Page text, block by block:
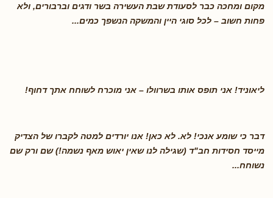
מקום ומחכה כבר לסעודת שבת העשירה בשר ודגים וברבורים, ולא
פחות חשוב – לכל סוגי היין והמשקה הנשפך כמים...
ליאוניד! אני תופס אותו בשרוולו – אני מוכרח לשוחח אתך דחוף!
דבר כי שומע אנכי! לא. לא כאן! אנו יורדים למטה לקברו של הצדיק
מייסד חסידות חב"ד (שגילה לנו שאין יאוש מאף נשמה!) שם ורק שם
נשוחח...